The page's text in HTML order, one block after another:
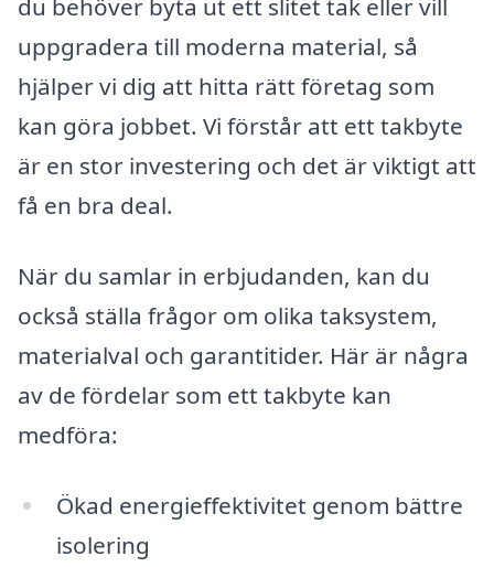
du behöver byta ut ett slitet tak eller vill
uppgradera till moderna material, så
hjälper vi dig att hitta rätt företag som
kan göra jobbet. Vi förstår att ett takbyte
är en stor investering och det är viktigt att
få en bra deal.
När du samlar in erbjudanden, kan du
också ställa frågor om olika taksystem,
materialval och garantitider. Här är några
av de fördelar som ett takbyte kan
medföra:
Ökad energieffektivitet genom bättre
isolering